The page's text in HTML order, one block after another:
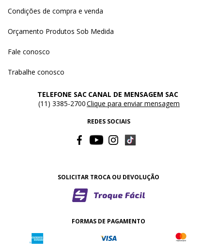
Condições de compra e venda
Orçamento Produtos Sob Medida
Fale conosco
Trabalhe conosco
TELEFONE SAC
(11) 3385-2700
CANAL DE MENSAGEM SAC
Clique para enviar mensagem
REDES SOCIAIS
SOLICITAR TROCA OU DEVOLUÇÃO
FORMAS DE PAGAMENTO